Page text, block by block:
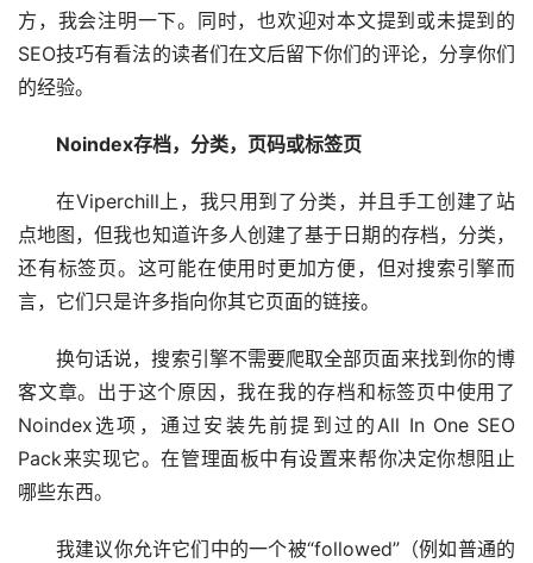
方，我会注明一下。同时，也欢迎对本文提到或未提到的
SEO技巧有看法的读者们在文后留下你们的评论，分享你们
的经验。
Noindex存档，分类，页码或标签页
在Viperchill上，我只用到了分类，并且手工创建了站
点地图，但我也知道许多人创建了基于日期的存档，分类，
还有标签页。这可能在使用时更加方便，但对搜索引擎而
言，它们只是许多指向你其它页面的链接。
换句话说，搜索引擎不需要爬取全部页面来找到你的博
客文章。出于这个原因，我在我的存档和标签页中使用了
Noindex选项，通过安装先前提到过的All In One SEO
Pack来实现它。在管理面板中有设置来帮你决定你想阻止
哪些东西。
我建议你允许它们中的一个被“followed”（例如普通的